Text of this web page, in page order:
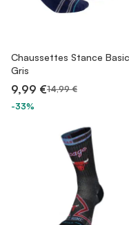
Chaussettes Stance Basic
Gris
9,99 €14,99 €
-33%